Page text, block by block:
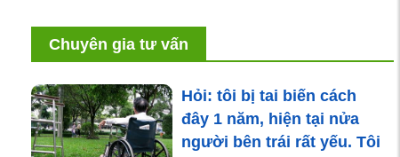
Bệnh khớp trong mùa rét
Chuyên gia tư vấn
Hỏi: tôi bị tai biến cách
đây 1 năm, hiện tại nửa
người bên trái rất yếu. Tôi